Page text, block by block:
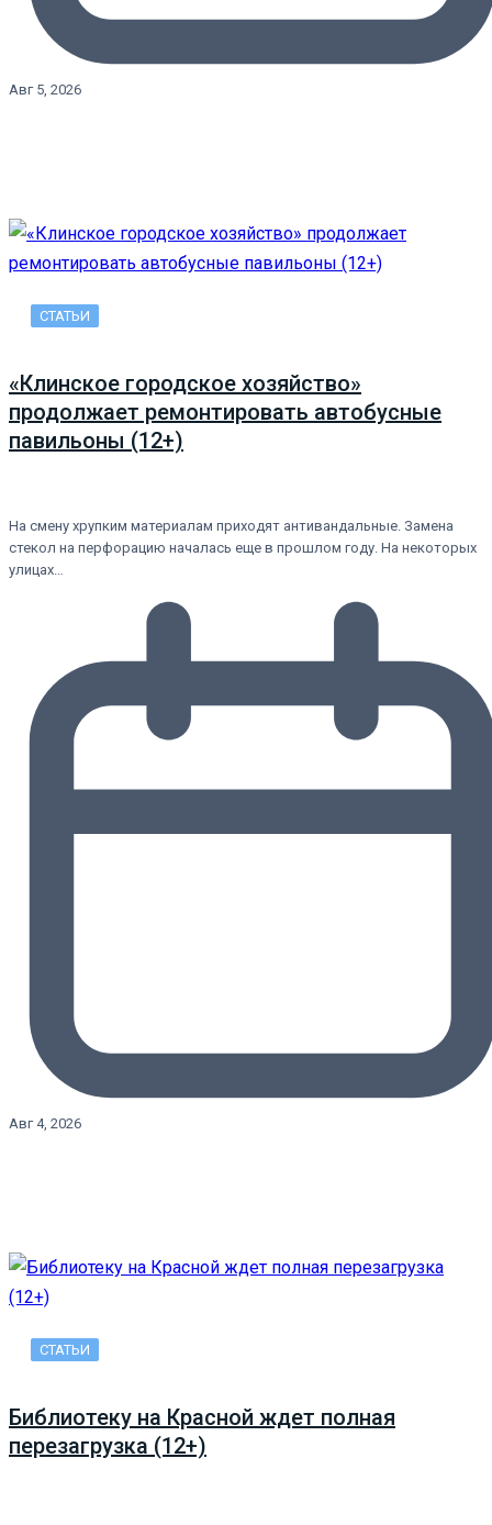
Авг 5, 2026
СТАТЬИ
«Клинское городское хозяйство»
продолжает ремонтировать автобусные
павильоны (12+)
На смену хрупким материалам приходят антивандальные. Замена
стекол на перфорацию началась еще в прошлом году. На некоторых
улицах…
Авг 4, 2026
СТАТЬИ
Библиотеку на Красной ждет полная
перезагрузка (12+)